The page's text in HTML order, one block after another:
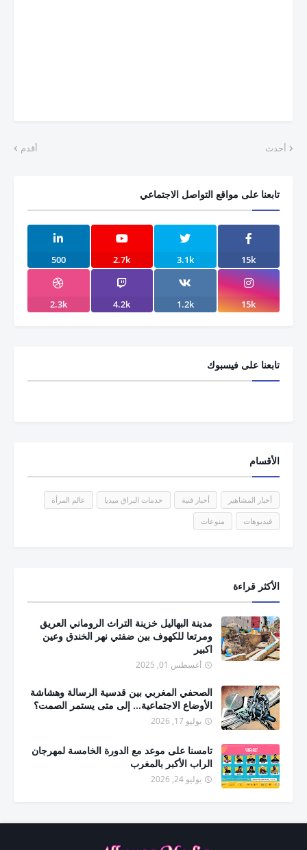
أحدث أقدم
تابعنا على مواقع التواصل الاجتماعي
15k
3.1k
2.7k
500
15k
1.2k
4.2k
2.3k
تابعنا على فيسبوك
الأقسام
أخبار المشاهير أخبار فنية خدمات البراق ميديا عالم المرأة
فيديوهات منوعات
الأكثر قراءة
مدينة البهاليل خزينة التراث الروماني العريق
ومرتعا للكهوف بين ضفتي نهر الخندق وعين
اكبير
أغسطس 01, 2025
الصحفي المغربي بين قدسية الرسالة وهشاشة
الأوضاع الاجتماعية... إلى متى يستمر الصمت؟
يوليو 17, 2026
تامسنا على موعد مع الدورة الخامسة لمهرجان
الراب الأكبر بالمغرب
يوليو 24, 2026